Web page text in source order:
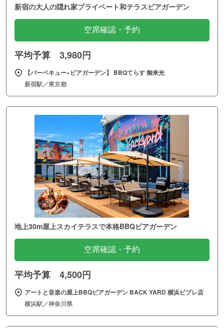
新宿の大人の隠れ家プライベート和テラスビアガーデン
空席確認・予約
平均予算 3,980円
【バーベキュー×ビアガーデン】 BBQてらす 御来光
新宿駅／東京都
地上30m屋上スカイテラスで本格BBQビアガーデン
空席確認・予約
平均予算 4,500円
アートと音楽の屋上BBQビアガーデン BACK YARD 横浜ビブレ店
横浜駅／神奈川県